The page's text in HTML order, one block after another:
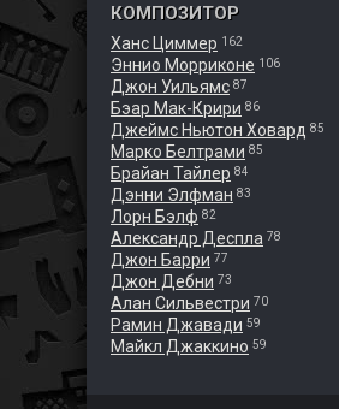
КОМПОЗИТОР
Ханс Циммер 162
Эннио Морриконе 106
Джон Уильямс 87
Бэар Мак-Крири 86
Джеймс Ньютон Ховард 85
Марко Белтрами 85
Брайан Тайлер 84
Дэнни Элфман 83
Лорн Бэлф 82
Александр Деспла 78
Джон Барри 77
Джон Дебни 73
Алан Сильвестри 70
Рамин Джавади 59
Майкл Джаккино 59